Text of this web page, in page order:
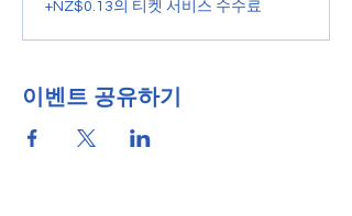
+NZ$0.13의 티켓 서비스 수수료
이벤트 공유하기